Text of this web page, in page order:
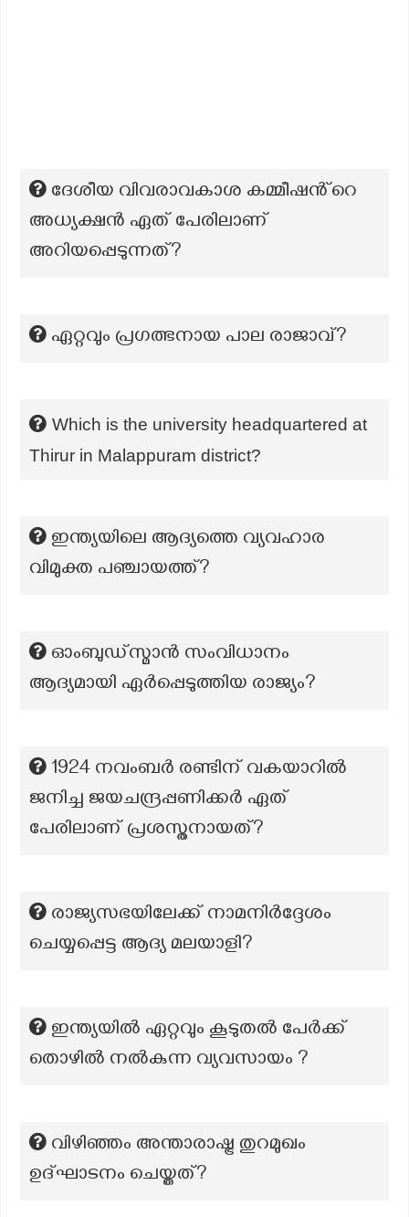
ദേശീയ വിവരാവകാശ കമ്മീഷൻ്റെ
അധ്യക്ഷൻ ഏത് പേരിലാണ്
അറിയപ്പെടുന്നത്?
ഏറ്റവും പ്രഗത്ഭനായ പാല രാജാവ്?
Which is the university headquartered at
Thirur in Malappuram district?
ഇന്ത്യയിലെ ആദ്യത്തെ വ്യവഹാര
വിമുക്ത പഞ്ചായത്ത്?
ഓംബുഡ്സ്മാൻ സംവിധാനം
ആദ്യമായി ഏർപ്പെടുത്തിയ രാജ്യം?
1924 നവംബർ രണ്ടിന് വകയാറിൽ
ജനിച്ച ജയചന്ദ്രപ്പണിക്കർ ഏത്
പേരിലാണ് പ്രശസ്തനായത്?
രാജ്യസഭയിലേക്ക് നാമനിർദ്ദേശം
ചെയ്യപ്പെട്ട ആദ്യ മലയാളി?
ഇന്ത്യയിൽ ഏറ്റവും കൂടുതൽ പേർക്ക്
തൊഴിൽ നൽകുന്ന വ്യവസായം ?
വിഴിഞ്ഞം അന്താരാഷ്ട്ര തുറമുഖം
ഉദ്ഘാടനം ചെയ്തത്?